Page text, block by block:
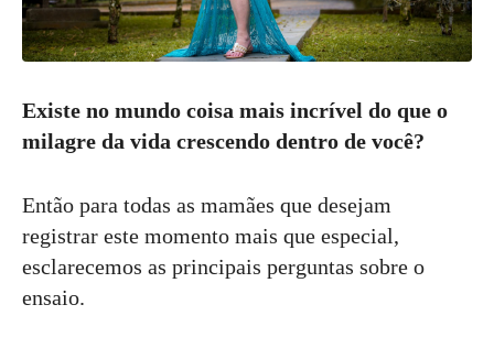
Existe no mundo coisa mais incrível do que o
milagre da vida crescendo dentro de você?
Então para todas as mamães que desejam
registrar este momento mais que especial,
esclarecemos as principais perguntas sobre o
ensaio.